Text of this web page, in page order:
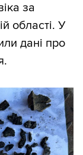
за
області. У
дані про